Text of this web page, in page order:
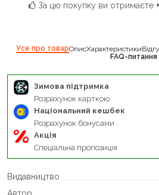
За цю покупку ви отримаєте
Усе про товарОписХарактеристики
FAQ-питання
Зимова підтримка
Розрахунок карткою
Національний кешбек
Розрахунок бонусами
Акція
Спеціальна пропозиція
Видавництво
Автор